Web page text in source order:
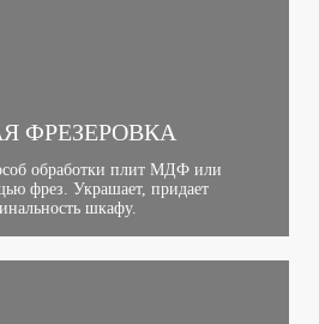
ФРЕЗЕРОВКА
обработки плит МДФ или
фрез. Украшает, придает
шкафу.